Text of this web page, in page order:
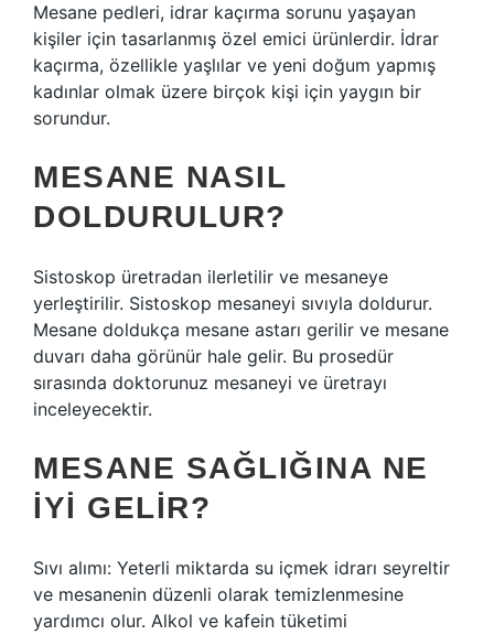
Mesane pedleri, idrar kaçırma sorunu yaşayan
kişiler için tasarlanmış özel emici ürünlerdir. İdrar
kaçırma, özellikle yaşlılar ve yeni doğum yapmış
kadınlar olmak üzere birçok kişi için yaygın bir
sorundur.
MESANE NASIL
DOLDURULUR?
Sistoskop üretradan ilerletilir ve mesaneye
yerleştirilir. Sistoskop mesaneyi sıvıyla doldurur.
Mesane doldukça mesane astarı gerilir ve mesane
duvarı daha görünür hale gelir. Bu prosedür
sırasında doktorunuz mesaneyi ve üretrayı
inceleyecektir.
MESANE SAĞLIĞINA NE
IYI GELIR?
Sıvı alımı: Yeterli miktarda su içmek idrarı seyreltir
ve mesanenin düzenli olarak temizlenmesine
yardımcı olur. Alkol ve kafein tüketimi